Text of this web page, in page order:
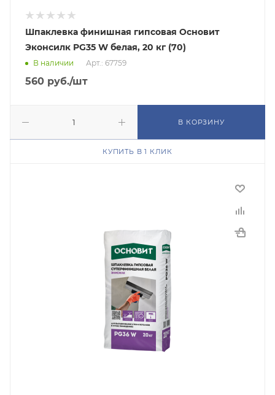
Шпаклевка финишная гипсовая Основит
Эконсилк PG35 W белая, 20 кг (70)
В наличии Арт.: 67759
560 руб./шт
В КОРЗИНУ
КУПИТЬ В 1 КЛИК